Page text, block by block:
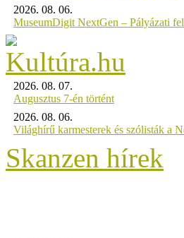
2026. 08. 06.
MuseumDigit NextGen – Pályázati
2026. 08. 07.
Augusztus 7-én történt
2026. 08. 06.
Világhírű karmesterek és szólisták a
Skanzen hírek